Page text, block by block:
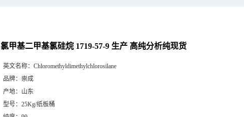
氯甲基二甲基氯硅烷 1719-57-9 生产 高纯分析纯现货
英文名称： Chloromethyldimethylchlorosilane
品牌： 崇成
产地： 山东
型号： 25Kg/纸板桶